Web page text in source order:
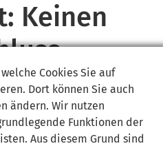
Keinen
welche Cookies Sie auf
Dort können Sie auch
ändern. Wir nutzen
Funktionen der
Aus diesem Grund sind